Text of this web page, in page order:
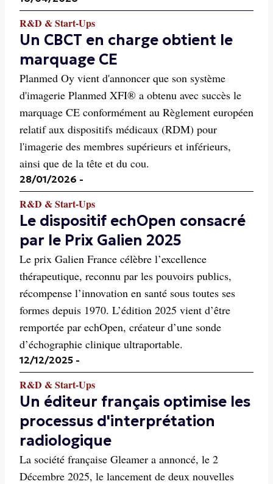
R&D & Start-Ups
Un CBCT en charge obtient le
marquage CE
Planmed Oy vient d'annoncer que son système
d'imagerie Planmed XFI® a obtenu avec succès le
marquage CE conformément au Règlement européen
relatif aux dispositifs médicaux (RDM) pour
l'imagerie des membres supérieurs et inférieurs,
ainsi que de la tête et du cou.
28/01/2026 -
R&D & Start-Ups
Le dispositif echOpen consacré
par le Prix Galien 2025
Le prix Galien France célèbre l’excellence
thérapeutique, reconnu par les pouvoirs publics,
récompense l’innovation en santé sous toutes ses
formes depuis 1970. L’édition 2025 vient d’être
remportée par echOpen, créateur d’une sonde
d’échographie clinique ultraportable.
12/12/2025 -
R&D & Start-Ups
Un éditeur français optimise les
processus d'interprétation
radiologique
La société française Gleamer a annoncé, le 2
Décembre 2025, le lancement de deux nouvelles